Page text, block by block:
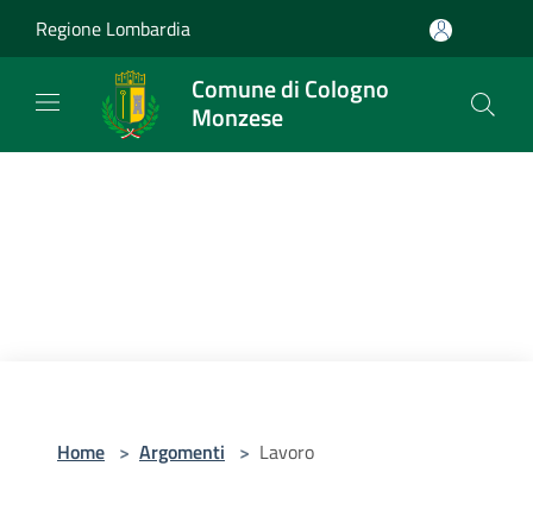
Regione Lombardia
Comune di Cologno
Monzese
Home > Argomenti > Lavoro